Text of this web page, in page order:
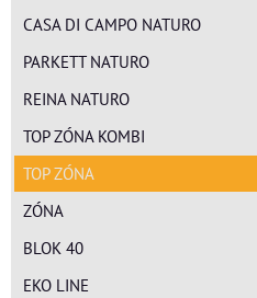
CASA DI CAMPO NATURO
PARKETT NATURO
REINA NATURO
TOP ZÓNA KOMBI
TOP ZÓNA
ZÓNA
BLOK 40
EKO LINE